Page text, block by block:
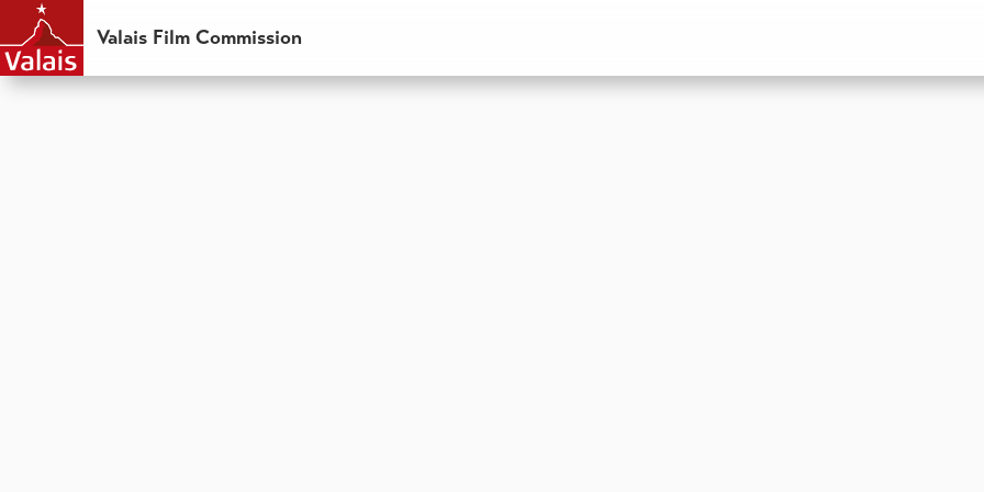
Valais Film Commission